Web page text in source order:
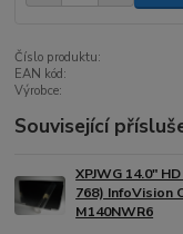
Číslo produktu:
EAN kód:
Výrobce:
Související
XPJWG 14.0"
768) InfoVision
M140NWR6